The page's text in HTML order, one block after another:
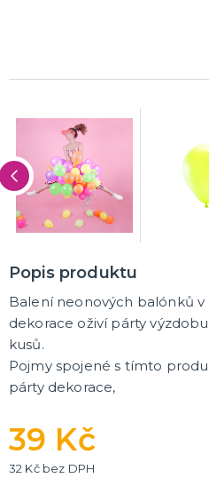
ROZLUČKA SE SVOBODOU
Šerpy na rozlučku se svobodou
Balónky na rozlučku se
Girlandy na loučení se svobodou
SVATEBNÍ FOTOKOUTEK
Popis produktu
Balení neonových balónků v
dekorace oživí párty
kusů.
Pojmy spojené s tímto
párty dekorace,
39 Kč
32 Kč bez DPH